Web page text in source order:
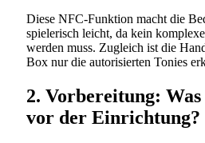
Diese NFC-Funktion macht die
spielerisch leicht, da kein
werden muss. Zugleich ist die
Box nur die autorisierten Tonies
2. Vorbereitung: Was
vor der Einrichtung?